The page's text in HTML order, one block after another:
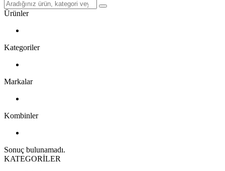
Ürünler
Kategoriler
Markalar
Kombinler
Sonuç bulunamadı.
KATEGORİLER